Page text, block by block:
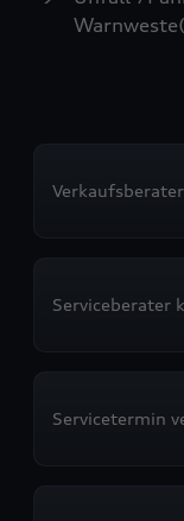
Serviceberater
Servicetermin